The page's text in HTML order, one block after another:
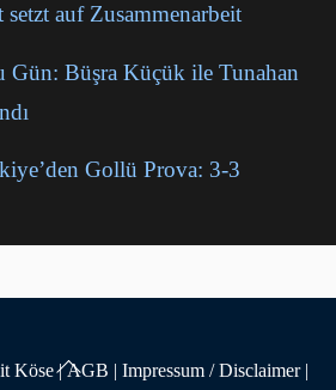
auf Zusammenarbeit
Gün: Büşra Küçük ile Tunahan
Gollü Prova: 3-3
Back
Köse|AGB | Impressum / Disclaimer|